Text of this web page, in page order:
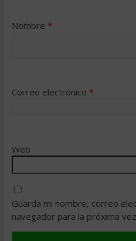
Nombre *
Correo electrónico *
Web
Guarda mi nombre, correo
navegador para la próxima